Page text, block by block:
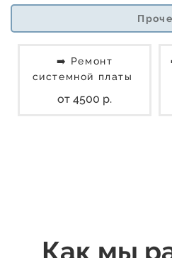
➡️ Ремонт
системной платы
от 4500 р.
Как мы